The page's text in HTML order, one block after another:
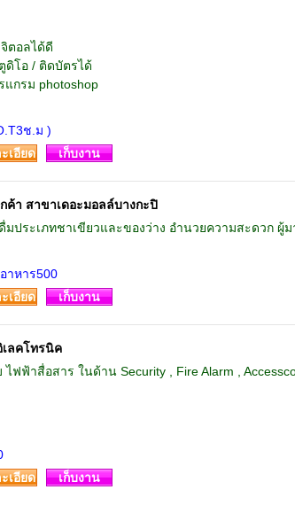
ตอลได้ดี
ดิโอ / ติดบัตรได้
กรม photoshop
ช.ม )
เอียด เก็บงาน
ค้า สาขาเดอะมอลล์บางกะปิ
มประเภทชาเขียวและของว่าง อำนวยความสะดวก ผู้
าหาร500
เอียด เก็บงาน
ลคโทรนิค
ไฟฟ้าสื่อสาร ในด้าน Security , Fire Alarm ,
เอียด เก็บงาน